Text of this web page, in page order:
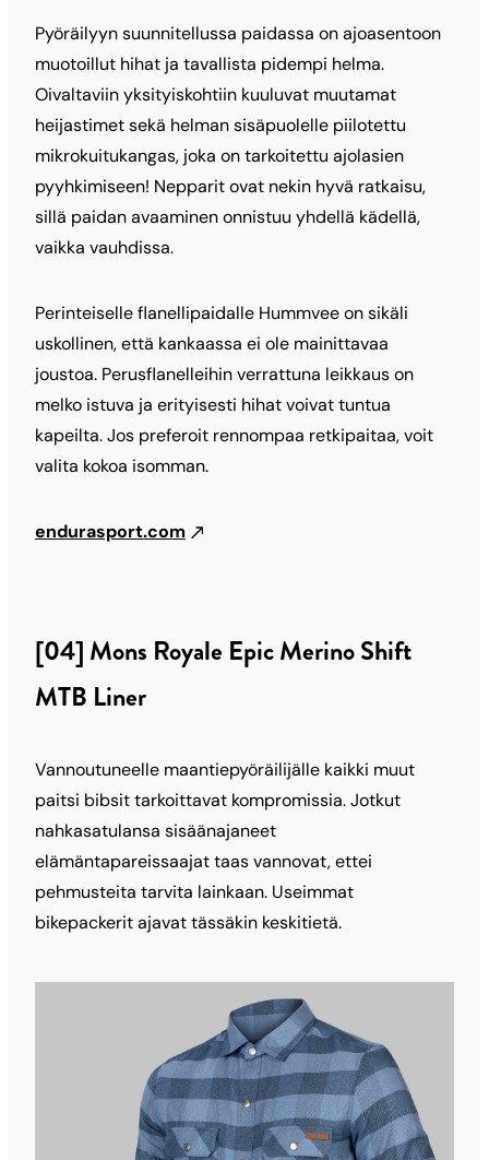
Pyöräilyyn suunnitellussa paidassa on ajoasentoon
muotoillut hihat ja tavallista pidempi helma.
Oivaltaviin yksityiskohtiin kuuluvat muutamat
heijastimet sekä helman sisäpuolelle piilotettu
mikrokuitukangas, joka on tarkoitettu ajolasien
pyyhkimiseen! Nepparit ovat nekin hyvä ratkaisu,
sillä paidan avaaminen onnistuu yhdellä kädellä,
vaikka vauhdissa.
Perinteiselle flanellipaidalle Hummvee on sikäli
uskollinen, että kankaassa ei ole mainittavaa
joustoa. Perusflanelleihin verrattuna leikkaus on
melko istuva ja erityisesti hihat voivat tuntua
kapeilta. Jos preferoit rennompaa retkipaitaa, voit
valita kokoa isomman.
endurasport.com
[04] Mons Royale Epic Merino Shift
MTB Liner
Vannoutuneelle maantiepyöräilijälle kaikki muut
paitsi bibsit tarkoittavat kompromissia. Jotkut
nahkasatulansa sisäänajaneet
elämäntapareissaajat taas vannovat, ettei
pehmusteita tarvita lainkaan. Useimmat
bikepackerit ajavat tässäkin keskitietä.